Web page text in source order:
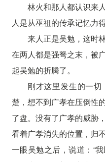
林火和那人都认识来
人是从巫祖的传承记忆力
来人正是吴勉，这时
在两人都是强弩之末，被
起吴勉的折腾了。
刚才这里发生的一
楚，想不到广孝在压倒性
了盘。没有了广孝的威胁
看着广孝消失的位置，归
一眼吴勉之后，说道：“